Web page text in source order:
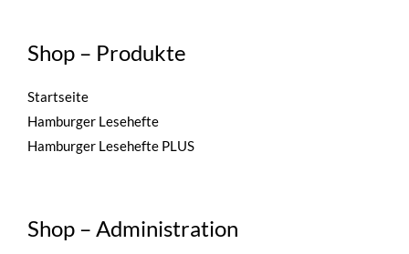
Shop – Produkte
Startseite
Hamburger Lesehefte
Hamburger Lesehefte PLUS
Shop – Administration